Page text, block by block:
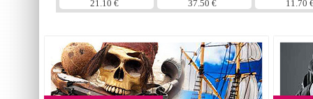
21.10 € 37.50 € 11.70